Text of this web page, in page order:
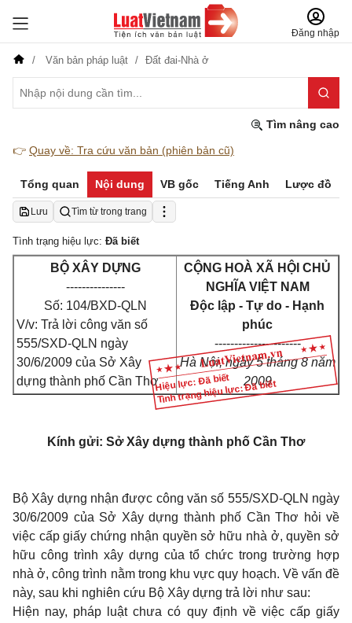
Đăng nhập
Văn bản pháp luật Đất đai-Nhà ở
Tìm nâng cao
👉 Quay về: Tra cứu văn bản (phiên bản cũ)
Tổng quan Nội dung VB gốc Tiếng Anh Lược đồ
Lưu Tìm từ trong trang
Tình trạng hiệu lực: Đã biết
Hiệu lực: Đã biết
Tình trạng hiệu lực: Đã biết
BỘ XÂY DỰNG
---------------
Số: 104/BXD-QLN
V/v: Trả lời công văn số
555/SXD-QLN ngày
30/6/2009 của Sở Xây
dựng thành phố Cần Thơ
CỘNG HOÀ XÃ HỘI CHỦ
NGHĨA VIỆT NAM
Độc lập - Tự do - Hạnh
phúc
----------------------
Hà Nội, ngày 5 tháng 8 năm
2009
Kính gửi: Sở Xây dựng thành phố Cần Thơ
Bộ Xây dựng nhận được công văn số 555/SXD-QLN ngày
30/6/2009 của Sở Xây dựng thành phố Cần Thơ hỏi về
việc cấp giấy chứng nhận quyền sở hữu nhà ở, quyền sở
hữu công trình xây dựng của tổ chức trong trường hợp
nhà ở, công trình nằm trong khu vực quy hoạch. Về vấn đề
này, sau khi nghiên cứu Bộ Xây dựng trả lời như sau:
Hiện nay, pháp luật chưa có quy định về việc cấp giấy